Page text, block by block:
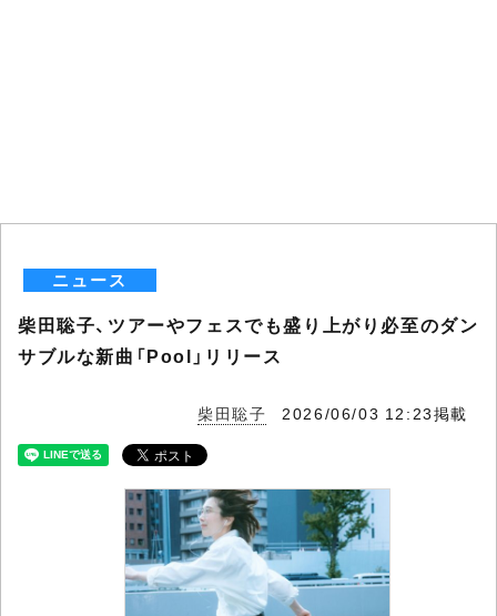
ニュース
柴田聡子、ツアーやフェスでも盛り上がり必至のダン
サブルな新曲「Pool」リリース
柴田聡子 2026/06/03 12:23掲載